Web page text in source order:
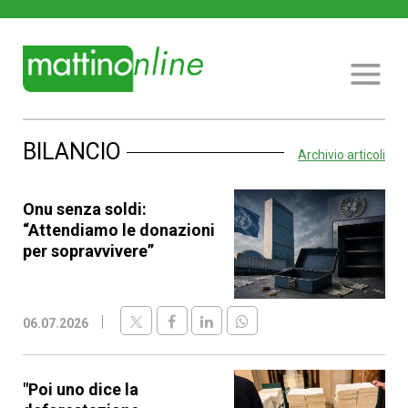
BILANCIO Archivio articoli
Onu senza soldi:
“Attendiamo le donazioni
per sopravvivere”
06.07.2026
"Poi uno dice la